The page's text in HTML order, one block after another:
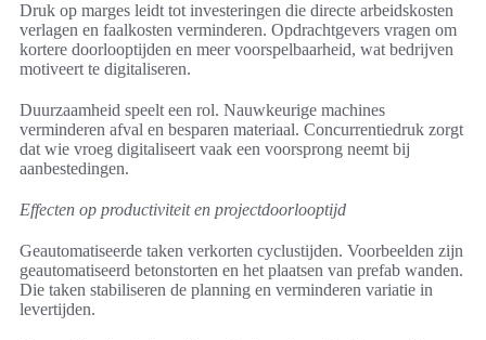
Druk op marges leidt tot investeringen die directe arbeidskosten
verlagen en faalkosten verminderen. Opdrachtgevers vragen om
kortere doorlooptijden en meer voorspelbaarheid, wat bedrijven
motiveert te digitaliseren.
Duurzaamheid speelt een rol. Nauwkeurige machines
verminderen afval en besparen materiaal. Concurrentiedruk zorgt
dat wie vroeg digitaliseert vaak een voorsprong neemt bij
aanbestedingen.
Effecten op productiviteit en projectdoorlooptijd
Geautomatiseerde taken verkorten cyclustijden. Voorbeelden zijn
geautomatiseerd betonstorten en het plaatsen van prefab wanden.
Die taken stabiliseren de planning en verminderen variatie in
levertijden.